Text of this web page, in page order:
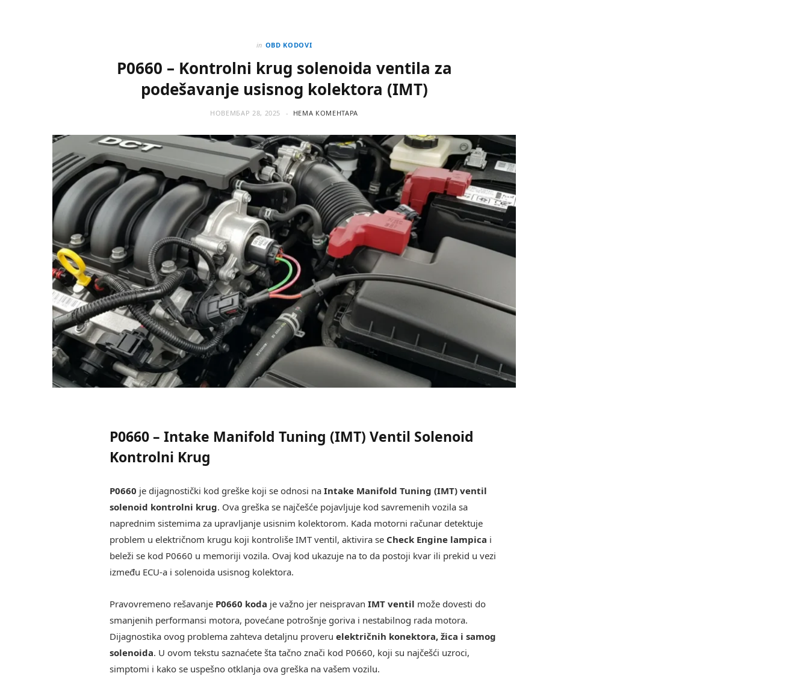
in OBD KODOVI
P0660 – Kontrolni krug solenoida ventila za
podešavanje usisnog kolektora (IMT)
НОВЕМБАР 28, 2025 НЕМА КОМЕНТАРА
P0660 – Intake Manifold Tuning (IMT) Ventil Solenoid
Kontrolni Krug
P0660 je dijagnostički kod greške koji se odnosi na Intake Manifold Tuning (IMT) ventil
solenoid kontrolni krug. Ova greška se najčešće pojavljuje kod savremenih vozila sa
naprednim sistemima za upravljanje usisnim kolektorom. Kada motorni računar detektuje
problem u električnom krugu koji kontroliše IMT ventil, aktivira se Check Engine lampica i
beleži se kod P0660 u memoriji vozila. Ovaj kod ukazuje na to da postoji kvar ili prekid u vezi
između ECU-a i solenoida usisnog kolektora.
Pravovremeno rešavanje P0660 koda je važno jer neispravan IMT ventil može dovesti do
smanjenih performansi motora, povećane potrošnje goriva i nestabilnog rada motora.
Dijagnostika ovog problema zahteva detaljnu proveru električnih konektora, žica i samog
solenoida. U ovom tekstu saznaćete šta tačno znači kod P0660, koji su najčešći uzroci,
simptomi i kako se uspešno otklanja ova greška na vašem vozilu.